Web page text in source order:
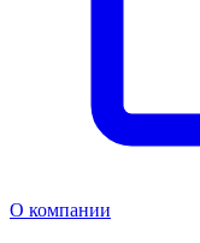
О компании